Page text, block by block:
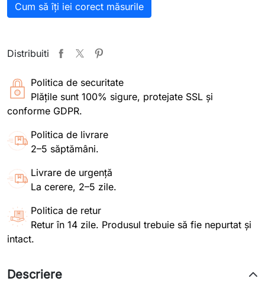
Cum să îți iei corect măsurile
Distribuiti
Politica de securitate
Plățile sunt 100% sigure, protejate SSL și
conforme GDPR.
Politica de livrare
2–5 săptămâni.
Livrare de urgență
La cerere, 2–5 zile.
Politica de retur
Retur în 14 zile. Produsul trebuie să fie nepurtat și
intact.
Descriere